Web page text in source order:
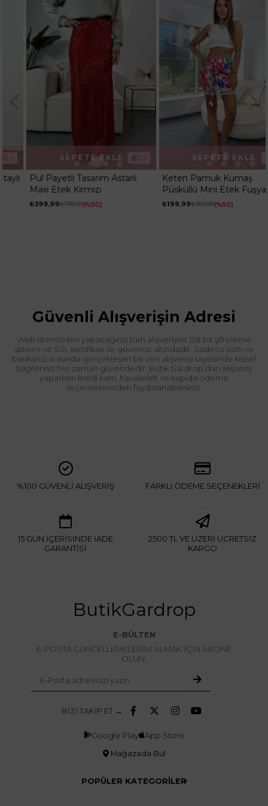
2
Pul Payetli Tasarım Astarlı
Maxi Etek Kırmızı
₺399,99₺799,99 %50
SEPETE EKLE 1
Keten Pamuk Kumaş
Püsküllü Mini Etek Fuşya
₺199,99₺399,99 %50
SEPETE EKLE
Güvenli Alışverişin Adresi
Web sitemizden yapacağınız tüm alışverişler 128 bit şifreleme
sistemi ve SSL sertifikası ile güvence altındadır. Sadece sizin ve
bankanız arasında gerçekleşen bir veri alışverişi sayesinde kişisel
bilgileriniz her zaman güvendedir. Butik Gardrop’dan alışveriş
yaparken kredi kartı, havale/eft ve kapıda ödeme
seçeneklerinden faydalanabilirsiniz.
%100 GÜVENLİ ALIŞVERİŞ FARKLI ÖDEME SEÇENEKLERİ
15 GÜN İÇERİSİNDE İADE
GARANTİSİ
2500 TL VE ÜZERİ ÜCRETSİZ
KARGO
ButikGardrop
E-BÜLTEN
E-POSTA GÜNCELLEMELERİNİ ALMAK İÇİN ABONE
OLUN.
BİZİ TAKİP ET →
Google Play App Store
Mağazada Bul
POPÜLER KATEGORİLER